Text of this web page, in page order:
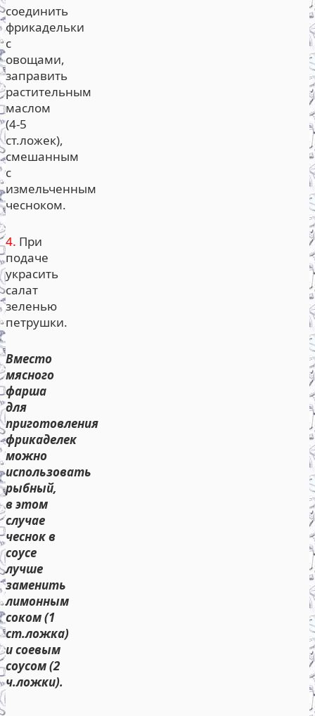
соединить
фрикадельки
с
овощами,
заправить
растительным
маслом
(4-5
ст.ложек),
смешанным
с
измельченным
чесноком.
4. При
подаче
украсить
салат
зеленью
петрушки.
Вместо
мясного
фарша
для
приготовления
фрикаделек
можно
использовать
рыбный,
в этом
случае
чеснок в
соусе
лучше
заменить
лимонным
соком (1
ст.ложка)
и соевым
соусом (2
ч.ложки).